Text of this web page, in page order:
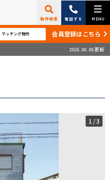
物件検索 電話する MENU
マッチング物件 会員登録はこちら
2026.08.06更新
1 /3